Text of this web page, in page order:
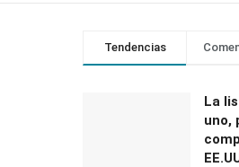
Tendencias
La
uno,